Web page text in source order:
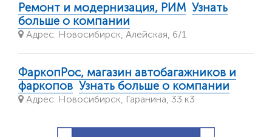
Ремонт и модернизация, РИМ Узнать
больше о компании
Адрес: Новосибирск, Алейская, 6/1
ФаркопРос, магазин автобагажников и
фаркопов Узнать больше о компании
Адрес: Новосибирск, Гаранина, 33 к3